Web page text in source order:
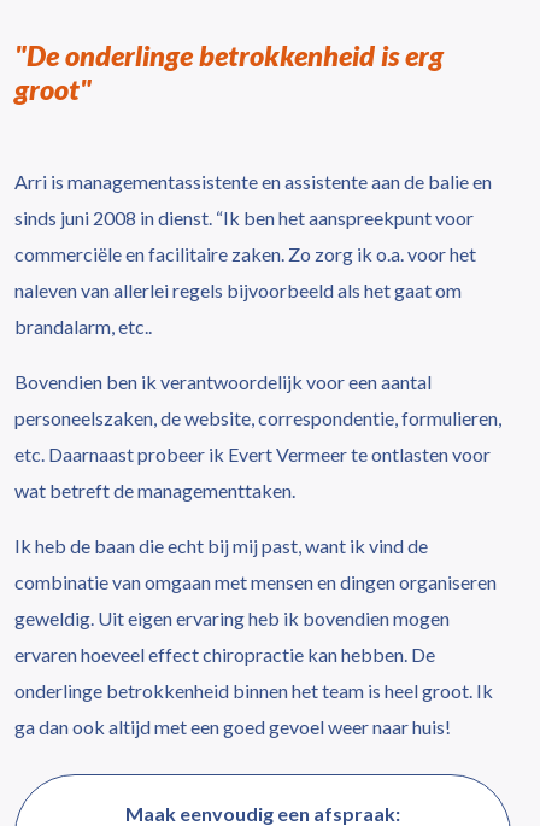
"De onderlinge betrokkenheid is erg
groot"
Arri is managementassistente en assistente aan de balie en
sinds juni 2008 in dienst. “Ik ben het aanspreekpunt voor
commerciële en facilitaire zaken. Zo zorg ik o.a. voor het
naleven van allerlei regels bijvoorbeeld als het gaat om
brandalarm, etc..
Bovendien ben ik verantwoordelijk voor een aantal
personeelszaken, de website, correspondentie, formulieren,
etc. Daarnaast probeer ik Evert Vermeer te ontlasten voor
wat betreft de managementtaken.
Ik heb de baan die echt bij mij past, want ik vind de
combinatie van omgaan met mensen en dingen organiseren
geweldig. Uit eigen ervaring heb ik bovendien mogen
ervaren hoeveel effect chiropractie kan hebben. De
onderlinge betrokkenheid binnen het team is heel groot. Ik
ga dan ook altijd met een goed gevoel weer naar huis!
Maak eenvoudig een afspraak: